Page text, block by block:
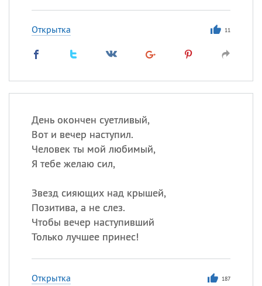
Открытка 11
День окончен суетливый,
Вот и вечер наступил.
Человек ты мой любимый,
Я тебе желаю сил,
Звезд сияющих над крышей,
Позитива, а не слез.
Чтобы вечер наступивший
Только лучшее принес!
Открытка 187